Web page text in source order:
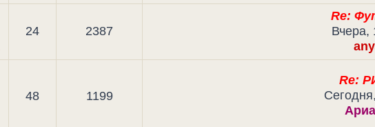
24 2387
Re:
Вчера,
48 1199
Re: